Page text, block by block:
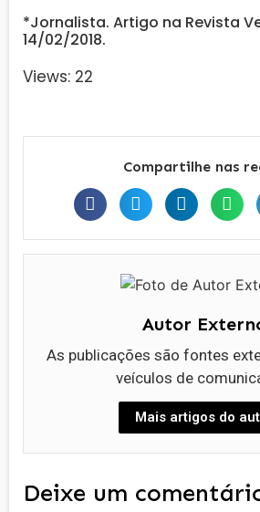
*Jornalista. Artigo na Revista
14/02/2018.
Views: 22
Compartilhe nas
Autor
As publicações são fontes
veículos de
Mais artigos do
Deixe um